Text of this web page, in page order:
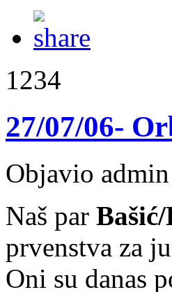
1234
27/07/06-
Objavio
Naš par
prvenstva za
Oni su danas